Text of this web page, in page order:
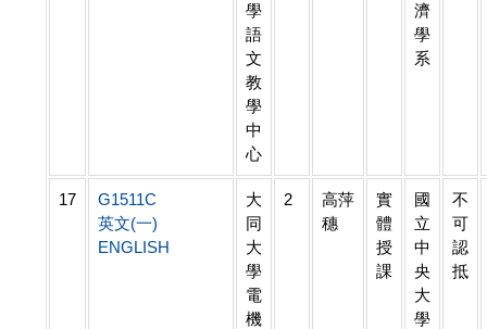
學
語
文
教
學
中
心
濟
學
系
17
G1511C
英文(一)
ENGLISH
大
同
大
學
電
機
2
高萍
穗
實
體
授
課
國
立
中
央
大
學
不
可
認
抵